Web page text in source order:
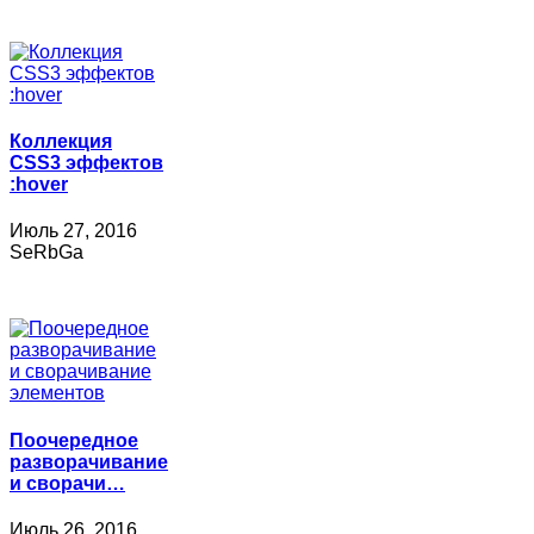
Коллекция
CSS3 эффектов
:hover
Июль 27, 2016
SeRbGa
Поочередное
разворачивание
и сворачи…
Июль 26, 2016